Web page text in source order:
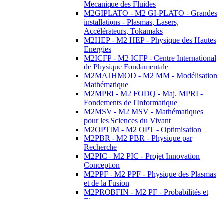
Mecanique des Fluides
M2GIPLATO - M2 GI-PLATO - Grandes
installations - Plasmas, Lasers,
Accélérateurs, Tokamaks
M2HEP - M2 HEP - Physique des Hautes
Energies
M2ICFP - M2 ICFP - Centre International
de Physique Fondamentale
M2MATHMOD - M2 MM - Modélisation
Mathématique
M2MPRI - M2 FODQ - Maj. MPRI -
Fondements de l'Informatique
M2MSV - M2 MSV - Mathématiques
pour les Sciences du Vivant
M2OPTIM - M2 OPT - Optimisation
M2PBR - M2 PBR - Physique par
Recherche
M2PIC - M2 PIC - Projet Innovation
Conception
M2PPF - M2 PPF - Physique des Plasmas
et de la Fusion
M2PROBFIN - M2 PF - Probabilités et